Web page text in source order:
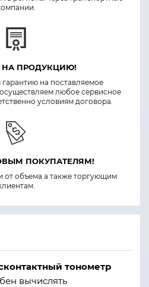
НА ПРОДУКЦИЮ!
на поставляемое
любое сервисное
условиям договора.
ПОКУПАТЕЛЯМ!
от объема а также торгующим
тонометр
вычислять